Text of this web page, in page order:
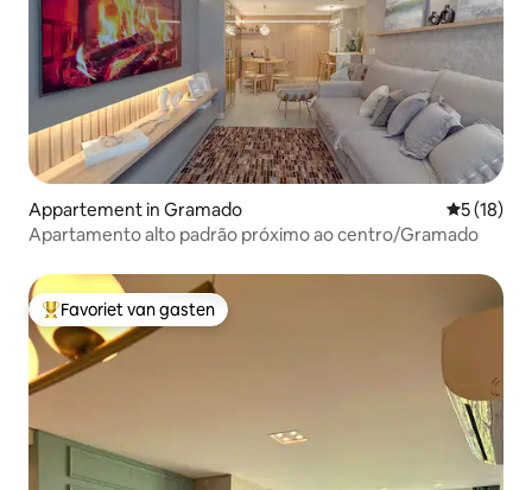
Appartement in Gramado
5 (18)
Apartamento alto padrão próximo ao centro/Gramado
Topfavoriet van gasten
Favoriet van gasten